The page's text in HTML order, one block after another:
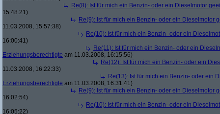
Re(8): Ist für mich ein Benzin- oder ein Dieselmotor
15:48:21)
Re(9): Ist für mich ein Benzin- oder ein Dieselmotor
11.03.2008, 15:57:38)
Re(10): Ist für mich ein Benzin- oder ein
16:00:41)
Re(11): Ist für mich ein Benzin- oder ein
Erziehungsberechtigte am 11.03.2008, 16:15:56)
Re(12): Ist für mich ein Benzin- oder ein
11.03.2008, 16:22:33)
Re(13): Ist für mich ein Benzin- oder ein
Erziehungsberechtigte am 11.03.2008, 16:31:41)
Re(9): Ist für mich ein Benzin- oder ein Dieselmotor
16:02:54)
Re(10): Ist für mich ein Benzin- oder ein
16:05:22)